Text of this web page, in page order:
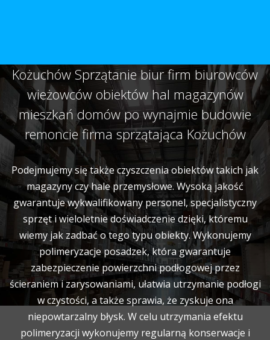
Kożuchów Sprzątanie biur firm biurowców
wieżowców obiektów hal magazynów
mieszkań domów po wynajmie budowie
remoncie firma sprzątająca Kożuchów
Podejmujemy się także czyszczenia obiektów takich jak
magazyny czy hale przemysłowe. Wysoką jakość
gwarantuje wykwalifikowany personel, specjalistyczny
sprzęt i wieloletnie doświadczenie dzięki, któremu
wiemy jak zadbać o tego typu obiekty. Wykonujemy
polimeryzacje posadzek, która gwarantuje
zabezpieczenie powierzchni podłogowej przez
ścieraniem i zarysowaniami, ułatwia utrzymanie podłogi
w czystości, a także sprawia, że zyskuje ona
niepowtarzalny błysk. W celu utrzymania efektu
polimeryzacji wykonujemy regularną konserwacje i